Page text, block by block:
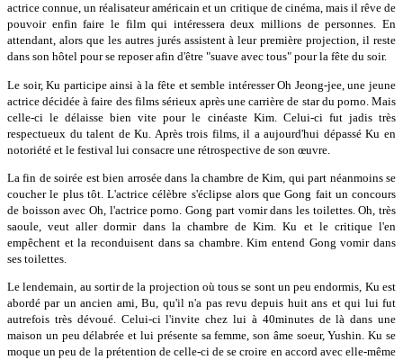
actrice connue, un réalisateur américain et un critique de cinéma, mais il rêve de
pouvoir enfin faire le film qui intéressera deux millions de personnes. En
attendant, alors que les autres jurés assistent à leur première projection, il reste
dans son hôtel pour se reposer afin d'être "suave avec tous" pour la fête du soir.
Le soir, Ku participe ainsi à la fête et semble intéresser Oh Jeong-jee, une jeune
actrice décidée à faire des films sérieux après une carrière de star du porno. Mais
celle-ci le délaisse bien vite pour le cinéaste Kim. Celui-ci fut jadis très
respectueux du talent de Ku. Après trois films, il a aujourd'hui dépassé Ku en
notoriété et le festival lui consacre une rétrospective de son œuvre.
La fin de soirée est bien arrosée dans la chambre de Kim, qui part néanmoins se
coucher le plus tôt. L'actrice célèbre s'éclipse alors que Gong fait un concours
de boisson avec Oh, l'actrice porno. Gong part vomir dans les toilettes. Oh, très
saoule, veut aller dormir dans la chambre de Kim. Ku et le critique l'en
empêchent et la reconduisent dans sa chambre. Kim entend Gong vomir dans
ses toilettes.
Le lendemain, au sortir de la projection où tous se sont un peu endormis, Ku est
abordé par un ancien ami, Bu, qu'il n'a pas revu depuis huit ans et qui lui fut
autrefois très dévoué. Celui-ci l'invite chez lui à 40minutes de là dans une
maison un peu délabrée et lui présente sa femme, son âme soeur, Yushin. Ku se
moque un peu de la prétention de celle-ci de se croire en accord avec elle-même